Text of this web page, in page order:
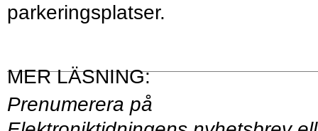
parkeringsplatser.
Prenumerera på